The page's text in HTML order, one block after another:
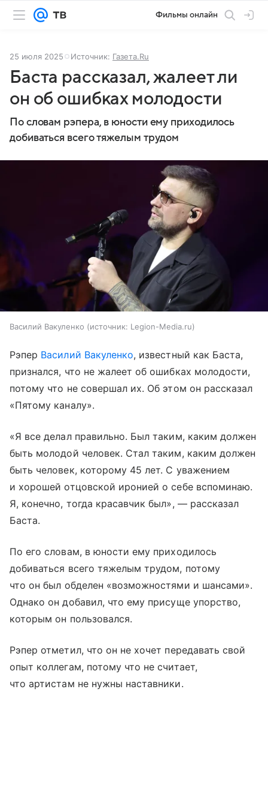
Фильмы онлайн
25 июля 2025 Источник: Газета.Ru
Баста рассказал, жалеет ли
он об ошибках молодости
По словам рэпера, в юности ему приходилось
добиваться всего тяжелым трудом
Василий Вакуленко источник: Legion-Media.ru
Рэпер Василий Вакуленко, известный как Баста,
признался, что не жалеет об ошибках молодости,
потому что не совершал их. Об этом он рассказал
«Пятому каналу».
«Я все делал правильно. Был таким, каким должен
быть молодой человек. Стал таким, каким должен
быть человек, которому 45 лет. С уважением
и хорошей отцовской иронией о себе вспоминаю.
Я, конечно, тогда красавчик был», — рассказал
Баста.
По его словам, в юности ему приходилось
добиваться всего тяжелым трудом, потому
что он был обделен «возможностями и шансами».
Однако он добавил, что ему присуще упорство,
которым он пользовался.
Рэпер отметил, что он не хочет передавать свой
опыт коллегам, потому что не считает,
что артистам не нужны наставники.